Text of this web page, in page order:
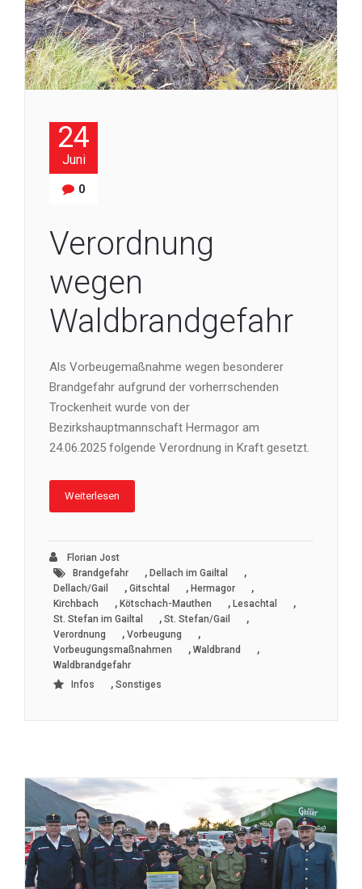
24
Juni
0
Verordnung
wegen
Waldbrandgefahr
Als Vorbeugemaßnahme wegen besonderer
Brandgefahr aufgrund der vorherrschenden
Trockenheit wurde von der
Bezirkshauptmannschaft Hermagor am
24.06.2025 folgende Verordnung in Kraft gesetzt.
Weiterlesen
Florian Jost
Brandgefahr
, Dellach im Gailtal ,
Dellach/Gail , Gitschtal , Hermagor ,
Kirchbach , Kötschach-Mauthen , Lesachtal ,
St. Stefan im Gailtal , St. Stefan/Gail ,
Verordnung , Vorbeugung ,
Vorbeugungsmaßnahmen , Waldbrand ,
Waldbrandgefahr
Infos
, Sonstiges